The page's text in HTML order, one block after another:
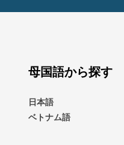
母国語から探す
日本語
ベトナム語